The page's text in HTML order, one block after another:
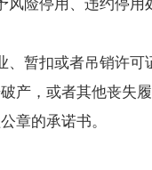
险停用、违约停用
暂扣或者吊销许可
产，或者其他丧失
章的承诺书。